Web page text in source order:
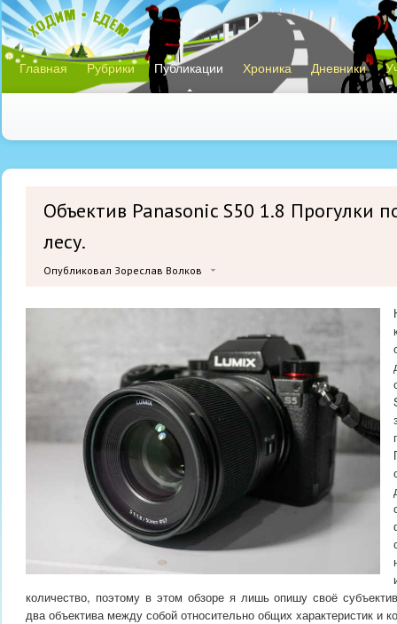
Главная Рубрики Публикации Хроника Дневники
Объектив Panasonic S50 1.8 Прогулки
лесу.
Опубликовал Зореслав Волков
количество, поэтому в этом обзоре я лишь опишу своё
два объектива между собой относительно общих характеристик и